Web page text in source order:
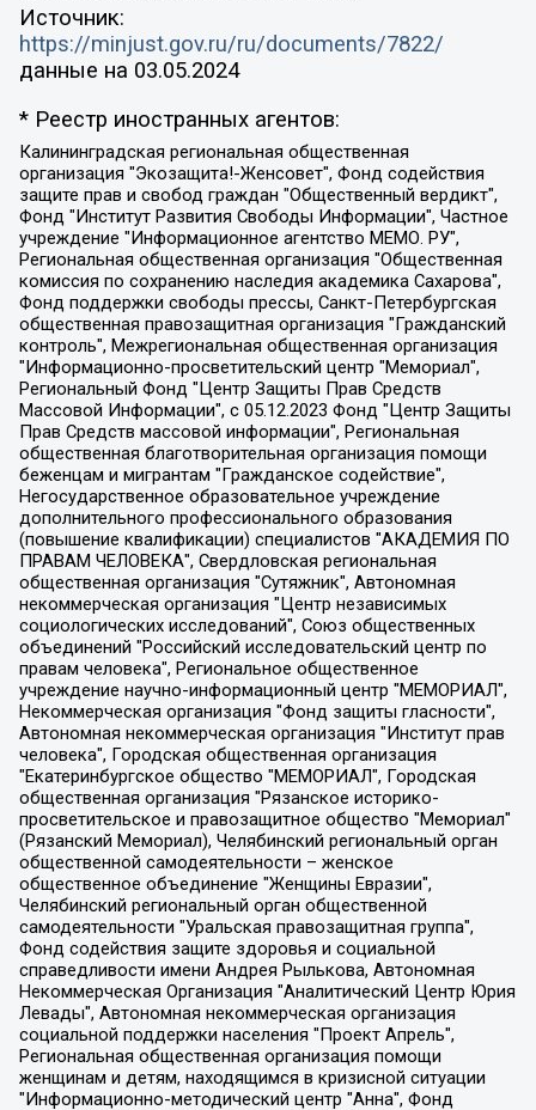
Источник:
https://minjust.gov.ru/ru/documents/7822/
данные на 03.05.2024
* Реестр иностранных агентов:
Калининградская региональная общественная организация "Экозащита!-Женсовет", Фонд содействия защите прав и свобод граждан "Общественный вердикт", Фонд "Институт Развития Свободы Информации", Частное учреждение "Информационное агентство МЕМО. РУ", Региональная общественная организация "Общественная комиссия по сохранению наследия академика Сахарова", Фонд поддержки свободы прессы, Санкт-Петербургская общественная правозащитная организация "Гражданский контроль", Межрегиональная общественная организация "Информационно-просветительский центр "Мемориал", Региональный Фонд "Центр Защиты Прав Средств Массовой Информации", с 05.12.2023 Фонд "Центр Защиты Прав Средств массовой информации", Региональная общественная благотворительная организация помощи беженцам и мигрантам "Гражданское содействие", Негосударственное образовательное учреждение дополнительного профессионального образования (повышение квалификации) специалистов "АКАДЕМИЯ ПО ПРАВАМ ЧЕЛОВЕКА", Свердловская региональная общественная организация "Сутяжник", Автономная некоммерческая организация "Центр независимых социологических исследований", Союз общественных объединений "Российский исследовательский центр по правам человека", Региональное общественное учреждение научно-информационный центр "МЕМОРИАЛ", Некоммерческая организация "Фонд защиты гласности", Автономная некоммерческая организация "Институт прав человека", Городская общественная организация "Екатеринбургское общество "МЕМОРИАЛ", Городская общественная организация "Рязанское историко-просветительское и правозащитное общество "Мемориал" (Рязанский Мемориал), Челябинский региональный орган общественной самодеятельности – женское общественное объединение "Женщины Евразии", Челябинский региональный орган общественной самодеятельности "Уральская правозащитная группа", Фонд содействия защите здоровья и социальной справедливости имени Андрея Рылькова, Автономная Некоммерческая Организация "Аналитический Центр Юрия Левады", Автономная некоммерческая организация социальной поддержки населения "Проект Апрель", Региональная общественная организация помощи женщинам и детям, находящимся в кризисной ситуации "Информационно-методический центр "Анна", Фонд содействия развитию массовых коммуникаций и правовому просвещению "Так-так-Так", Фонд содействия устойчивому развитию "Серебряная тайга", Свердловский региональный общественный фонд социальных проектов "Новое время", "Idel.Реалии", Кавказ.Реалии, Крым.Реалии, Телеканал Настоящее Время, Татаро-башкирская служба Радио Свобода (Azatliq Radiosi), Радио Свободная Европа/Радио Свобода (PCE/PC), "Сибирь.Реалии", "Фактограф", Благотворительный фонд помощи осужденным и их семьям, Автономная некоммерческая организация "Институт глобализации и социальных движений", Фонд "В защиту прав заключенных", Частное учреждение "Центр поддержки и содействия развитию средств массовой информации", Пензенский региональный общественный благотворительный фонд "Гражданский союз", "Север.Реалии", Некоммерческая организация Фонд "Правовая инициатива", Общество с ограниченной ответственностью "Радио Свободная Европа/Радио Свобода", Чешское информационное агентство "MEDIUM-ORIENT", Красноярская региональная общественная организация "Мы против СПИДа", Камалягин Денис Николаевич, Маркелов Сергей Евгеньевич, Пономарев Лев Александрович, Савицкая Людмила Алексеевна, Автономная некоммерческая организация "Центр по работе с проблемой насилия "НАСИЛИЮ.НЕТ", Межрегиональный профессиональный союз работников здравоохранения "Альянс врачей", Юридическое лицо, зарегистрированное в Латвийской Республике, SIA "Medusa Project" (регистрационный номер 40103797863, дата регистрации 10.06.2014), Некоммерческая организация "Фонд по борьбе с коррупцией", Автономная некоммерческая организация "Институт права и публичной политики", Баданин Роман Сергеевич, Гликин Максим Александрович, Железнова Мария Михайловна, Лукьянова Юлия Сергеевна, Маетная Елизавета Витальевна, Маняхин Петр Борисович, Чуракова Ольга Владимировна, Ярош Юлия Петровна, Юридическое лицо "The Insider SIA", зарегистрированное в Риге, Латвийская Республика (дата регистрации 26.06.2015), являющееся администратором доменного имени интернет-издания "The Insider SIA", https://theins.ru, Постернак Алексей Евгеньевич, Рубин Михаил Аркадьевич, Анин Роман Александрович, Юридическое лицо Istories fonds, зарегистрированное в Латвийской Республике (регистрационный номер 50008295751, дата регистрации 24.02.2020), Великовский Дмитрий Александрович, Долинина Ирина Николаевна, Мароховская Алеся Алексеевна, Шлейнов Роман Юрьевич, Шмагун Олеся Валентиновна, Общество с ограниченной ответственностью "Альтаир 2021", Общество с ограниченной ответственностью "Вега 2021", Общество с ограниченной ответственностью "Главный редактор 2021", Общество с ограниченной ответственностью "Ромашки монолит", Важенков Артем Валерьевич, Ивановская областная общественная организация "Центр гендерных исследований", Гурман Юрий Альбертович, Медиапроект "ОВД-Инфо", Егоров Владимир Владимирович, Жилинский Владимир Александрович, Общество с ограниченной ответственностью "ЗП", Иванова София Юрьевна, Карезина Инна Павловна, Кильтау Екатерина Викторовна, Петров Алексей Викторович, Пискунов Сергей Евгеньевич, Смирнов Сергей Сергеевич, Тихонов Михаил Сергеевич, Общество с ограниченной ответственностью "ЖУРНАЛИСТ-ИНОСТРАННЫЙ АГЕНТ", Арапова Галина Юрьевна, Вольтская Татьяна Анатольевна, Американская компания "Mason G.E.S. Anonymous Foundation" (США), являющаяся владельцем интернет-издания https://mnews.world/, Компания "Stichting Bellingcat", зарегистрированная в Нидерландах (дата регистрации 11.07.2018), Захаров Андрей Вячеславович, Клепиковская Екатерина Дмитриевна, Общество с ограниченной ответственностью "МЕМО", Перл Роман Александрович, Симонов Евгений Алексеевич, Соловьева Елена Анатольевна, Сотников Даниил Владимирович, Сурначева Елизавета Дмитриевна, Автономная некоммерческая организация по защите прав человека и информированию населения "Якутия – Наше Мнение", Общество с ограниченной ответственностью "Москоу диджитал медиа", с 26.01.2023 Общество с ограниченной ответственностью "Чайка Белые сады", Ветошкина Валерия Валерьевна, Заговора Максим Александрович, Межрегиональное общественное движение "Российская ЛГБТ - сеть", Оленичев Максим Владимирович, Павлов Иван Юрьевич, Скворцова Елена Сергеевна, Общество с ограниченной ответственностью "Как бы инагент", Кочетков Игорь Викторович, Общество с ограниченной ответственностью "Честные выборы", Еланчик Олег Александрович, Общество с ограниченной ответственностью "Нобелевский призыв", Гималова Регина Эмилевна, Григорьев Андрей Валерьевич, Григорьева Алина Александровна, Ассоциация по содействию защите прав призывников, альтернативнослужащих и военнослужащих "Правозащитная группа "Гражданин.Армия.Право", Хисамова Регина Фаритовна, Автономная некоммерческая организация по реализации социально-правовых программ "Лилит", Дальневосточное общественное движение "Маяк", Санкт-Петербургская ЛГБТ-инициативная группа "Выход", Инициативная группа ЛГБТ+ "Реверс", Алексеев Андрей Викторович, Бекбулатова Таисия Львовна, Беляев Иван Михайлович, Владыкина Елена Сергеевна, Гельман Марат Александрович, Никульшина Вероника Юрьевна, Толоконникова Надежда Андреевна, Шендерович Виктор Анатольевич, Общество с ограниченной ответственностью "Данное сообщение", Общество с ограниченной ответственностью Издательский дом "Новая глава", Айнбиндер Александра Александровна, Московский комьюнити-центр для ЛГБТ+инициатив, Благотворительный фонд развития филантропии, Deutsche Welle (Германия, Kurt-Schumacher-Strasse 3, 53113 Bonn), Борзунова Мария Михайловна, Воробьев Виктор Викторович, Голубева Анна Львовна, Константинова Алла Михайловна, Малкова Ирина Владимировна, Мурадов Мурад Абдулгалимович, Осетинская Елизавета Николаевна, Понасенков Евгений Николаевич, Ганапольский Матвей Юрьевич, Киселев Евгений Алексеевич, Борухович Ирина Григорьевна, Дремин Иван Тимофеевич, Дубровский Дмитрий Викторович, Красноярская региональная общественная организация поддержки и развития альтернативных образовательных технологий и межкультурных коммуникаций "ИНТЕРРА", Маяковская Екатерина Алексеевна, Фейгин Марк Захарович, Филимонов Андрей Викторович, Дзугкоева Регина Николаевна, Доброхотов Роман Александрович, Дудь Юрий Александрович, Елкин Сергей Владимирович, Кругликов Кирилл Игоревич, Сабунаева Мария Леонидовна, Семенов Алексей Владимирович, Шаинян Карен Багратович, Шульман Екатерина Михайловна, Асафьев Артур Валерьевич, Вахштайн Виктор Семенович, Венедиктов Алексей Алексеевич, Лушникова Екатерина Евгеньевна, Волков Леонид Михайлович, Невзоров Александр Глебович, Пархоменко Сергей Борисович, Сироткин Ярослав Николаевич, Кара-Мурза Владимир Владимирович, Баранова Наталья Владимировна, Гозман Леонид Яковлевич, Кагарлицкий Борис Юльевич, Климарев Михаил Валерьевич, Милов Владимир Станиславович, Автономная некоммерческая организация Краснодарский центр современного искусства "Типография", Моргенштерн Алишер Тагирович, Соболь Любовь Эдуардовна, Общество с ограниченной ответственностью "ЛИЗА НОРМ", Каспаров Гарри Кимович, Ходорковский Михаил Борисович, Общество с ограниченной ответственностью "Апрельские тезисы", Данилович Ирина Брониславовна, Кашин Олег Владимирович, Петров Николай Владимирович, Пивоваров Алексей Владимирович, Соколов Михаил Владимирович, Цветкова Юлия Владимировна, Чичваркин Евгений Александрович, Комитет против пыток/Команда против пыток, Общество с ограниченной ответственностью "Первый научный", Общество с ограниченной ответственностью "Вертолет и ко", Белоцерковская Вероника Борисовна, Кац Максим Евгеньевич, Лазарева Татьяна Юрьевна, Шаведдинов Руслан Табризович, Яшин Илья Валерьевич, Общество с ограниченной ответственностью "Иноагент ААВ", Алешковский Дмитрий Петрович, Альбац Евгения Марковна, Быков Дмитрий Львович, Галямина Юлия Евгеньевна, Лойко Сергей Леонидович, Мартынов Кирилл Константинович, Медведев Сергей Александрович, Крашенинников Федор Геннадиевич, Гордеева Катерина Вл